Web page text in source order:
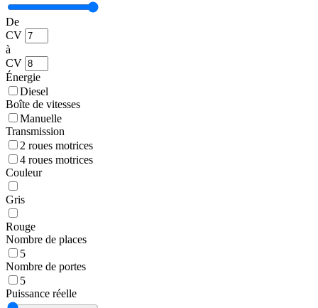
De
CV
à
CV
Énergie
Diesel
Boîte de vitesses
Manuelle
Transmission
2 roues motrices
4 roues motrices
Couleur
Gris
Rouge
Nombre de places
5
Nombre de portes
5
Puissance réelle